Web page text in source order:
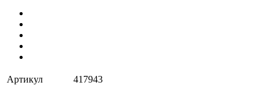
Артикул
417943